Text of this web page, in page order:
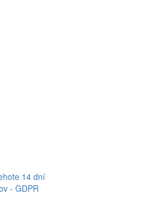
14 dní
- GDPR